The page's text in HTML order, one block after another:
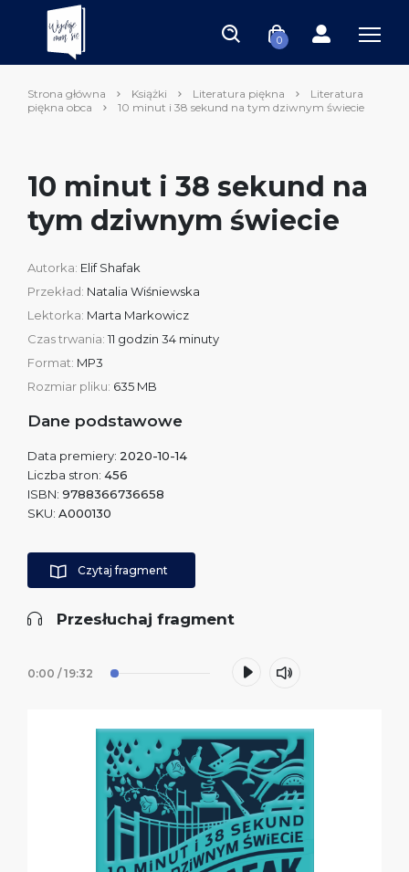
0
Strona główna Książki Literatura piękna
Literatura
piękna obca
10 minut i 38 sekund na tym dziwnym świecie
10 minut i 38 sekund na
tym dziwnym świecie
Autorka: Elif Shafak
Przekład: Natalia Wiśniewska
Lektorka: Marta Markowicz
Czas trwania: 11 godzin 34 minuty
Format: MP3
Rozmiar pliku: 635 MB
Dane podstawowe
Data premiery: 2020-10-14
Liczba stron: 456
ISBN: 9788366736658
SKU: A000130
Czytaj fragment
Przesłuchaj fragment
0:00 /19:32